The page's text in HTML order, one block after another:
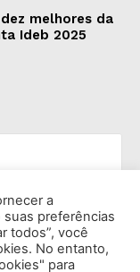
melhores da
Ideb 2025
a
preferências
todos”, você
No entanto,
para